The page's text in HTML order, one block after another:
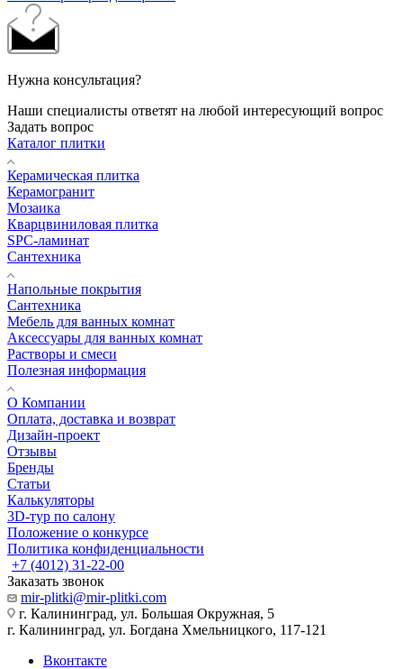
Нужна консультация?
Наши специалисты ответят на любой интересующий вопрос
Задать вопрос
Каталог плитки
Керамическая плитка
Керамогранит
Мозаика
Кварцвиниловая плитка
SPC-ламинат
Сантехника
Напольные покрытия
Сантехника
Мебель для ванных комнат
Аксессуары для ванных комнат
Растворы и смеси
Полезная информация
О Компании
Оплата, доставка и возврат
Дизайн-проект
Отзывы
Бренды
Статьи
Калькуляторы
3D-тур по салону
Положение о конкурсе
Политика конфиденциальности
+7 (4012) 31-22-00
Заказать звонок
mir-plitki@mir-plitki.com
г. Калининград, ул. Большая Окружная, 5
г. Калининград, ул. Богдана Хмельницкого, 117-121
Вконтакте